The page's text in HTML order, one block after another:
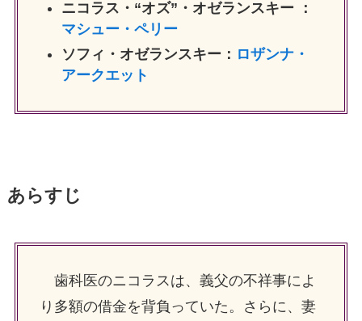
ニコラス・“オズ”・オゼランスキー ：
マシュー・ペリー
ソフィ・オゼランスキー： ロザンナ・
アークエット
あらすじ
歯科医のニコラスは、義父の不祥事によ
り多額の借金を背負っていた。さらに、妻